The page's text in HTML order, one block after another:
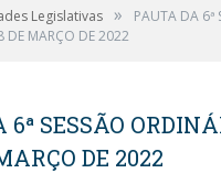
Legislativas »
PAUTA DA 6ª
DE MARÇO DE 2022
6ª SESSÃO
DE 2022